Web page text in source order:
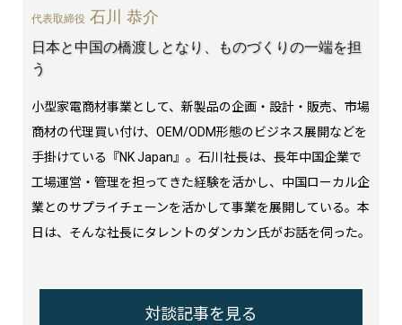
代表取締役 石川 恭介
日本と中国の橋渡しとなり、ものづくりの一端を担
う
小型家電商材事業として、新製品の企画・設計・販売、市場
商材の代理買い付け、OEM/ODM形態のビジネス展開などを
手掛けている『NK Japan』。石川社長は、長年中国企業で
工場運営・管理を担ってきた経験を活かし、中国ローカル企
業とのサプライチェーンを活かして事業を展開している。本
日は、そんな社長にタレントのダンカン氏がお話を伺った。
対談記事を見る